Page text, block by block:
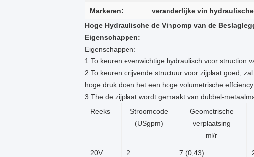
Markeren: veranderlijke vin
Hoge Hydraulische de Vinpomp van de
Eigenschappen:
Eigenschappen:
1.To keuren evenwichtige hydraulisch voor struction
2.To keuren drijvende structuur voor zijplaat goed,
hoge druk doen het een hoge volumetrische effciency
3.The de zijplaat wordt gemaakt van dubbel-
Reeks
Stroomcode
(USgpm)
Geometrische
verplaatsing
ml/r
20V 2 7 (0,43)